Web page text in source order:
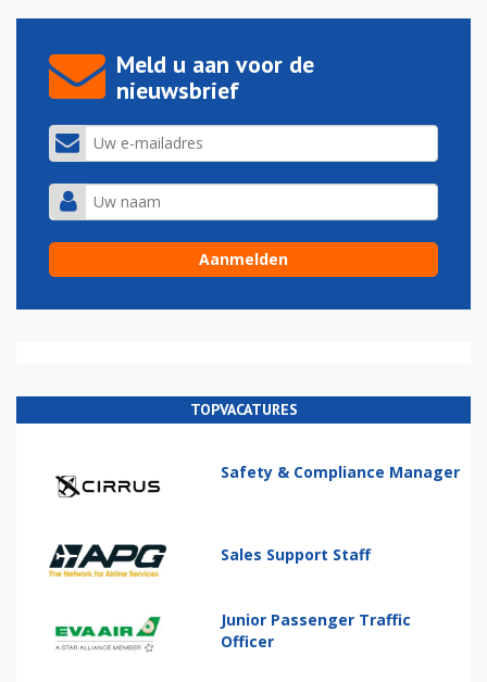
Meld u aan voor de
nieuwsbrief
TOPVACATURES
Safety & Compliance Manager
Sales Support Staff
Junior Passenger Traffic
Officer